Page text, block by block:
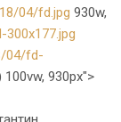
04/fd.jpg 930w,
04/fd-
930px">